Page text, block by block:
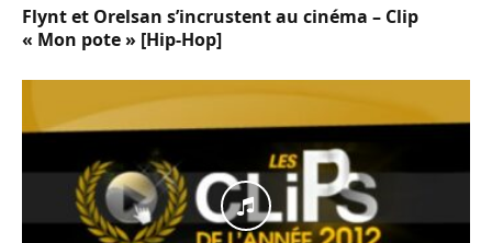
Flynt et Orelsan s’incrustent au cinéma – Clip
« Mon pote » [Hip-Hop]